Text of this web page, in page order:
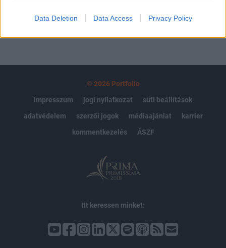
Data Deletion Data Access Privacy Policy
© 2026 Portfolio
impresszum
jogi nyilatkozat
süti beállítások
adatvédelem
szerzői jogok médiaajánlat
karrier
kommentkezelés
ÁSZF
Itt keressen minket: